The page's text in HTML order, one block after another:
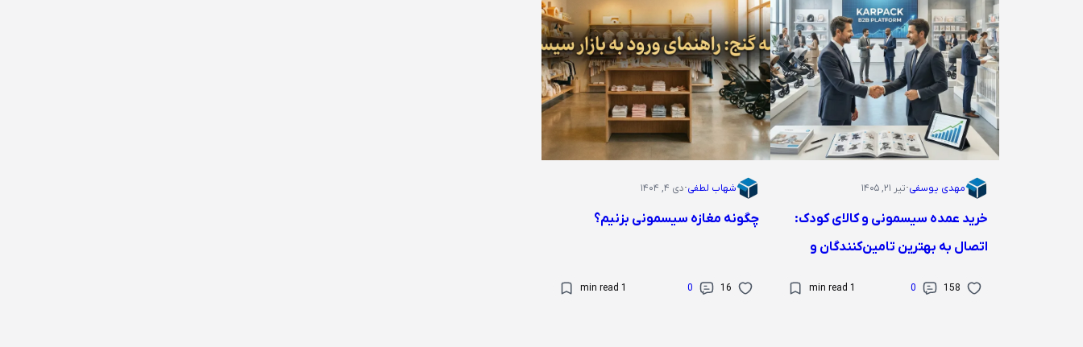
مهدی یوسفی·تیر ۲۱, ۱۴۰۵
خرید عمده سیسمونی و کالای کودک:
اتصال به بهترین تامین‌کنندگان و
158
0
1 min read
شهاب لطفی·دی ۴, ۱۴۰۴
چگونه مغازه سیسمونی بزنیم؟
16
0
1 min read